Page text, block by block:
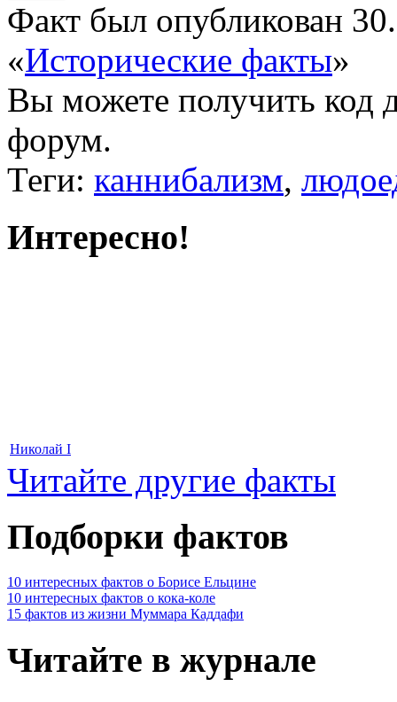
Факт был опубликован
«Исторические факты»
Вы можете получить код
форум.
Теги: каннибализм,
Интересно!
Николай I
Читайте другие факты
Подборки фактов
10 интересных фактов о Борисе Ельцине
10 интересных фактов о кока-коле
15 фактов из жизни Муммара Каддафи
Читайте в журнале